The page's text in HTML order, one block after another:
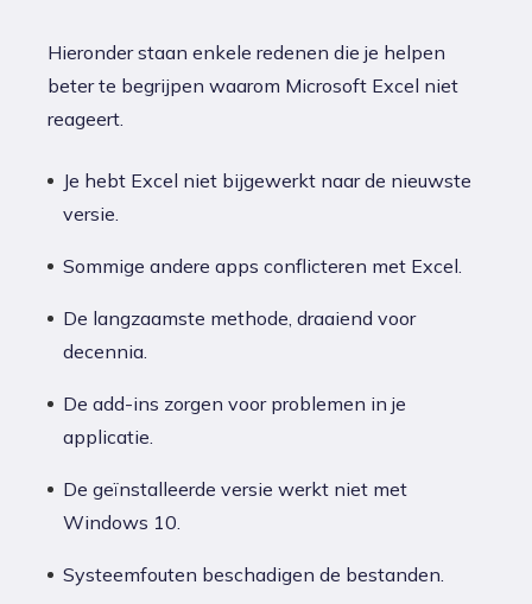
Hieronder staan enkele redenen die je helpen
beter te begrijpen waarom Microsoft Excel niet
reageert.
Je hebt Excel niet bijgewerkt naar de nieuwste
versie.
Sommige andere apps conflicteren met Excel.
De langzaamste methode, draaiend voor
decennia.
De add-ins zorgen voor problemen in je
applicatie.
De geïnstalleerde versie werkt niet met
Windows 10.
Systeemfouten beschadigen de bestanden.